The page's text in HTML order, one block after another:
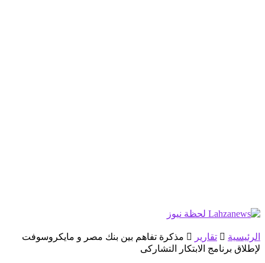
الرئيسية تقارير
مذكرة تفاهم بين بنك مصر و مايكروسوفت
لإطلاق برنامج الابتكار التشاركى